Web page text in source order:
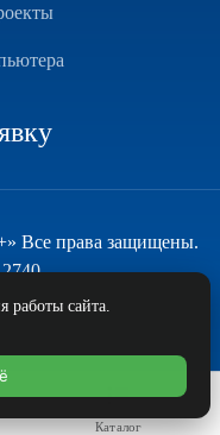
Все права защищены.
Каталог
работы сайта.